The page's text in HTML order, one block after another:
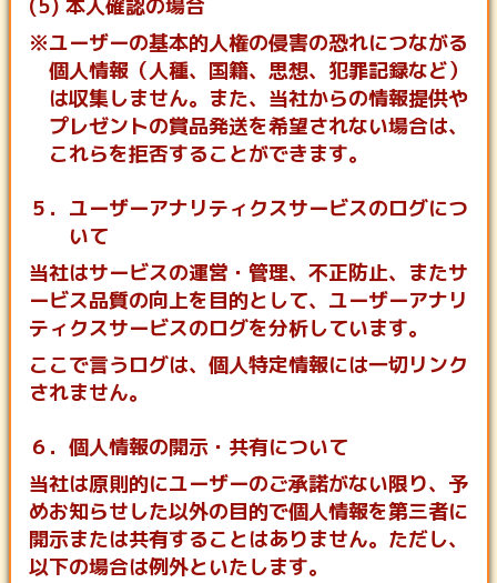
(5) 本人確認の場合
※ユーザーの基本的人権の侵害の恐れにつながる
個人情報（人種、国籍、思想、犯罪記録など）
は収集しません。また、当社からの情報提供や
プレゼントの賞品発送を希望されない場合は、
これらを拒否することができます。
５．ユーザーアナリティクスサービスのログにつ
いて
当社はサービスの運営・管理、不正防止、またサ
ービス品質の向上を目的として、ユーザーアナリ
ティクスサービスのログを分析しています。
ここで言うログは、個人特定情報には一切リンク
されません。
６．個人情報の開示・共有について
当社は原則的にユーザーのご承諾がない限り、予
めお知らせした以外の目的で個人情報を第三者に
開示または共有することはありません。ただし、
以下の場合は例外といたします。